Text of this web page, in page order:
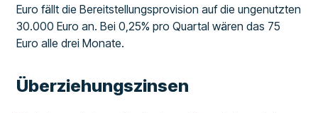
Euro fällt die Bereitstellungsprovision auf die ungenutzten
30.000 Euro an. Bei 0,25% pro Quartal wären das 75
Euro alle drei Monate.
Überziehungszinsen